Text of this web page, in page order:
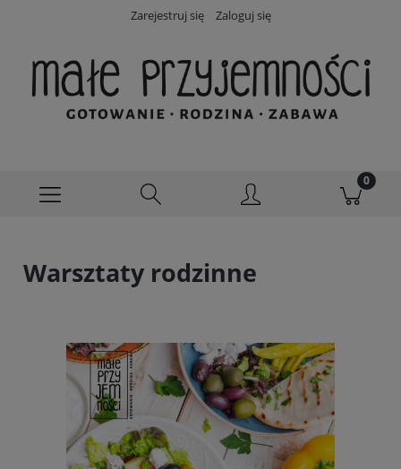
Zarejestruj się Zaloguj się
Warsztaty rodzinne